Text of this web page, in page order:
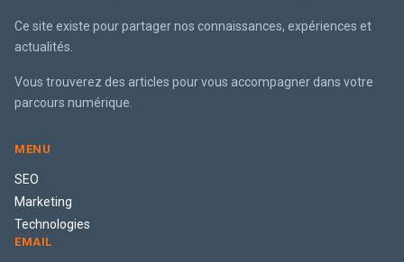
Ce site existe pour partager nos connaissances, expériences et
actualités.
Vous trouverez des articles pour vous accompagner dans votre
parcours numérique.
MENU
SEO
Marketing
Technologies
EMAIL